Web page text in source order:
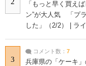
「もっと早く買え
ン”が大人気 「プ
した」（2/2） | ラ
3
コメント数： 7
兵庫県の「ケーキ